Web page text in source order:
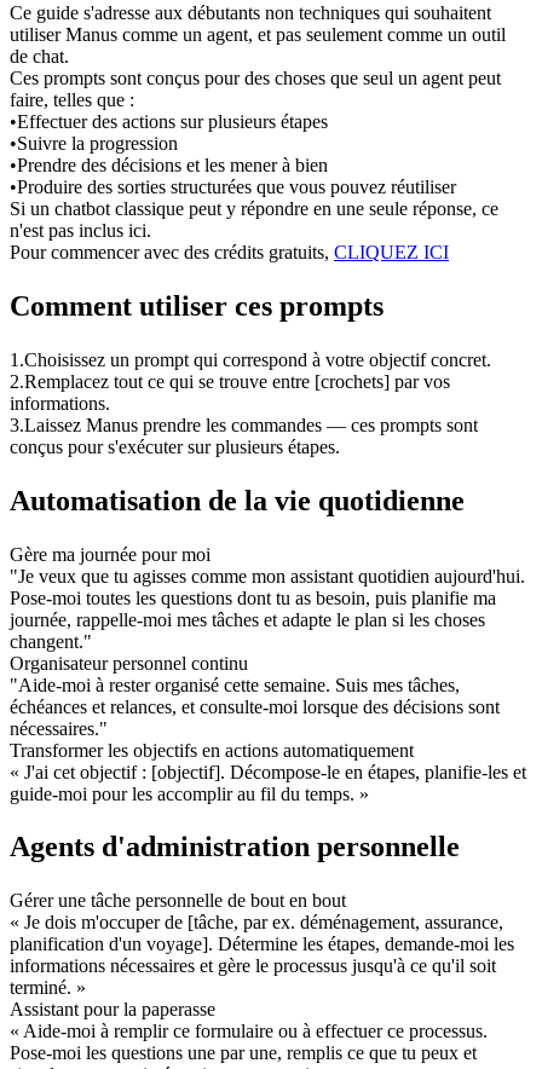
Ce guide s'adresse aux débutants non techniques qui souhaitent
utiliser Manus comme un agent, et pas seulement comme un outil
de chat.
Ces prompts sont conçus pour des choses que seul un agent peut
faire, telles que :
•Effectuer des actions sur plusieurs étapes
•Suivre la progression
•Prendre des décisions et les mener à bien
•Produire des sorties structurées que vous pouvez réutiliser
Si un chatbot classique peut y répondre en une seule réponse, ce
n'est pas inclus ici.
Pour commencer avec des crédits gratuits, CLIQUEZ ICI
Comment utiliser ces prompts
1 .Choisissez un prompt qui correspond à votre objectif concret.
2.Remplacez tout ce qui se trouve entre [crochets] par vos
informations.
3.Laissez Manus prendre les commandes — ces prompts sont
conçus pour s'exécuter sur plusieurs étapes.
Automatisation de la vie quotidienne
Gère ma journée pour moi
"Je veux que tu agisses comme mon assistant quotidien aujourd'hui.
Pose-moi toutes les questions dont tu as besoin, puis planifie ma
journée, rappelle-moi mes tâches et adapte le plan si les choses
changent."
Organisateur personnel continu
"Aide-moi à rester organisé cette semaine. Suis mes tâches,
échéances et relances, et consulte-moi lorsque des décisions sont
nécessaires."
Transformer les objectifs en actions automatiquement
« J'ai cet objectif : [objectif]. Décompose-le en étapes, planifie-les et
guide-moi pour les accomplir au fil du temps. »
Agents d'administration personnelle
Gérer une tâche personnelle de bout en bout
« Je dois m'occuper de [tâche, par ex. déménagement, assurance,
planification d'un voyage]. Détermine les étapes, demande-moi les
informations nécessaires et gère le processus jusqu'à ce qu'il soit
terminé. »
Assistant pour la paperasse
« Aide-moi à remplir ce formulaire ou à effectuer ce processus.
Pose-moi les questions une par une, remplis ce que tu peux et